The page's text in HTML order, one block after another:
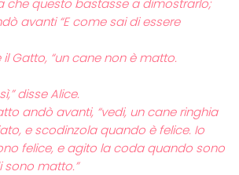
che questo bastasse a dimostrarlo;
avanti “E come sai di essere
il Gatto, “un cane non è matto.
disse Alice.
andò avanti, “vedi, un cane ringhia
e scodinzola quando è felice. Io
felice, e agito la coda quando sono
sono matto.”